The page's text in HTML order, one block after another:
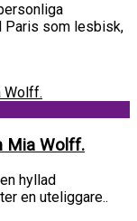
Paris som lesbisk,
Mia Wolff.
hyllad
en uteliggare..